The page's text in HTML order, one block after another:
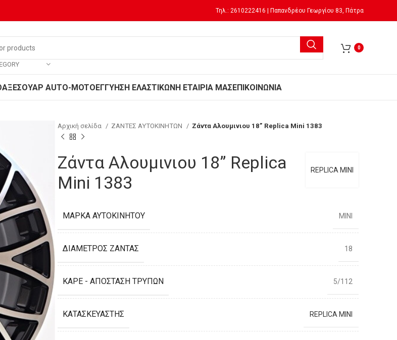
Τηλ.: 2610222416 | Παπανδρέου Γεωργίου 83, Πάτρα
0
ΑΞΕΣΟΥΑΡ AUTO-MOTOΕΓΓΥΗΣΗ ΕΛΑΣΤΙΚΩΝΗ ΕΤΑΙΡΙΑ ΜΑΣΕΠΙΚΟΙΝΩΝΙΑ
Αρχική σελίδα ΖΑΝΤΕΣ ΑΥΤΟΚΙΝΗΤΩΝ Ζάντα Αλουμινιου 18” Replica Mini 1383
REPLICA MINI
Ζάντα Αλουμινιου 18” Replica
Mini 1383
ΜΆΡΚΑ ΑΥΤΟΚΙΝΉΤΟΥ MINI
ΔΙΆΜΕΤΡΟΣ ΖΆΝΤΑΣ 18
ΚΑΡΈ - ΑΠΌΣΤΑΣΗ ΤΡΥΠΏΝ 5/112
ΚΑΤΑΣΚΕΥΑΣΤΉΣ REPLICA MINI